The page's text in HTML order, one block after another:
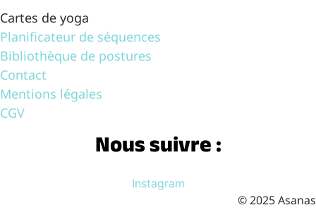
Cartes de yoga
Planificateur de séquences
Bibliothèque de postures
Contact
Mentions légales
CGV
Nous suivre :
Instagram
© 2025 Asanas